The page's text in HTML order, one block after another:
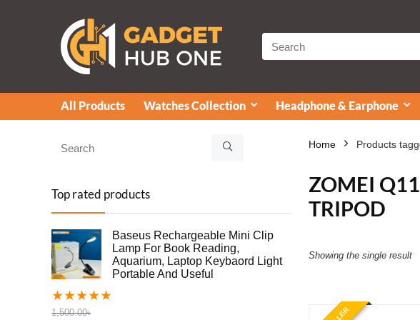
All Products Watches Collection Headphone & Earphone
Top rated products
Baseus Rechargeable Mini Clip
Lamp For Book Reading,
Aquarium, Laptop Keybaord Light
Portable And Useful
★★★★★
1,500.00৳
Home Products
ZOMEI
TRIPOD
Showing the single result